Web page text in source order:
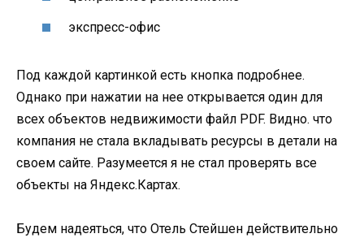
экспресс-офис
Под каждой картинкой есть кнопка подробнее.
Однако при нажатии на нее открывается один для
всех объектов недвижимости файл PDF. Видно. что
компания не стала вкладывать ресурсы в детали на
своем сайте. Разумеется я не стал проверять все
объекты на Яндекс.Картах.
Будем надеяться, что Отель Стейшен действительно